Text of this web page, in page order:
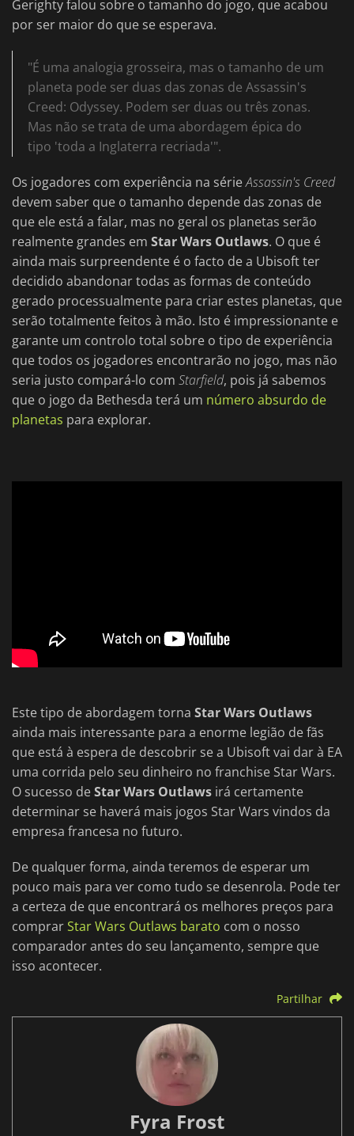
Gerighty falou sobre o tamanho do jogo, que acabou
por ser maior do que se esperava.
"É uma analogia grosseira, mas o tamanho de um
planeta pode ser duas das zonas de Assassin's
Creed: Odyssey. Podem ser duas ou três zonas.
Mas não se trata de uma abordagem épica do
tipo 'toda a Inglaterra recriada'".
Os jogadores com experiência na sérieAssassin's Creed
devem saber que o tamanho depende das zonas de
que ele está a falar, mas no geral os planetas serão
realmente grandes em Star Wars Outlaws. O que é
ainda mais surpreendente é o facto de a Ubisoft ter
decidido abandonar todas as formas de conteúdo
gerado processualmente para criar estes planetas, que
serão totalmente feitos à mão. Isto é impressionante e
garante um controlo total sobre o tipo de experiência
que todos os jogadores encontrarão no jogo, mas não
seria justo compará-lo com Starfield, pois já sabemos
que o jogo da Bethesda terá um número absurdo de
planetas para explorar.
Este tipo de abordagem torna Star Wars Outlaws
ainda mais interessante para a enorme legião de fãs
que está à espera de descobrir se a Ubisoft vai dar à EA
uma corrida pelo seu dinheiro no franchise Star Wars.
O sucesso deStar Wars Outlaws irá certamente
determinar se haverá mais jogos Star Wars vindos da
empresa francesa no futuro.
De qualquer forma, ainda teremos de esperar um
pouco mais para ver como tudo se desenrola. Pode ter
a certeza de que encontrará os melhores preços para
comprarStar Wars Outlaws barato com o nosso
comparador antes do seu lançamento, sempre que
isso acontecer.
Partilhar
Fyra Frost